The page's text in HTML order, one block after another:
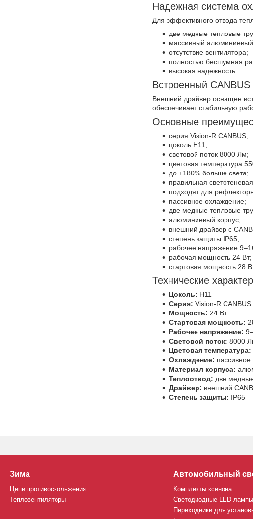
Надежная система
Для эффективного отвода
две медные тепловые
массивный
отсутствие вентилятора;
полностью бесшумная
высокая надежность.
Встроенный CANBUS
Внешний драйвер оснащен
обеспечивает стабильную
Основные
серия Vision-R CANBUS;
цоколь H11;
световой поток 8000 Лм;
цветовая температура
до +180% больше света;
правильная
подходят для
пассивное охлаждение;
две медные тепловые
алюминиевый корпус;
внешний драйвер с
степень защиты IP65;
рабочее напряжение
рабочая мощность 24 Вт;
стартовая мощность 28
Технические
Цоколь: H11
Серия: Vision-R CANBUS
Мощность: 24 Вт
Стартовая мощность:
Рабочее напряжение:
Световой поток: 8000
Цветовая температура:
Охлаждение: пассивное
Материал корпуса:
Теплоотвод: две
Драйвер: внешний
Степень защиты: IP65
Зима
Цепи противоскольжения
Тепловентиляторы
Автомобильный
Комплекты ксенона
Светодиодные LED лампы
Переходники для